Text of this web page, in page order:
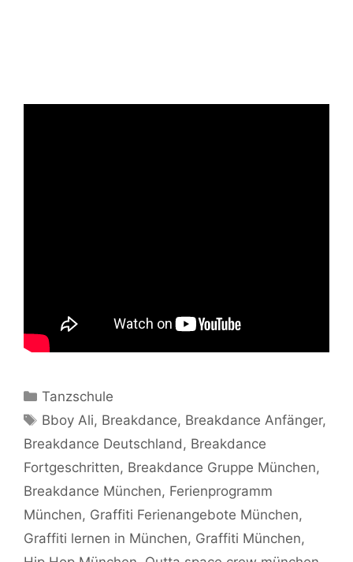
Kategorien
Tanzschule
Schlagwörter
Bboy Ali, Breakdance, Breakdance Anfänger,
Breakdance Deutschland , Breakdance
Fortgeschritten, Breakdance Gruppe München,
Breakdance München, Ferienprogramm
München, Graffiti Ferienangebote München,
Graffiti lernen in München, Graffiti München,